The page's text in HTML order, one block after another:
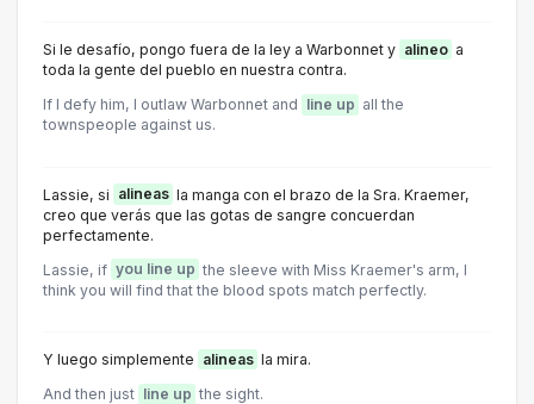
Si le desafío, pongo fuera de la ley a Warbonnet y alineo a
toda la gente del pueblo en nuestra contra.
If I defy him, I outlaw Warbonnet and line up all the
townspeople against us.
Lassie, si alineas la manga con el brazo de la Sra. Kraemer,
creo que verás que las gotas de sangre concuerdan
perfectamente.
Lassie, if you line up the sleeve with Miss Kraemer's arm, I
think you will find that the blood spots match perfectly.
Y luego simplemente alineas la mira.
And then just line up the sight.